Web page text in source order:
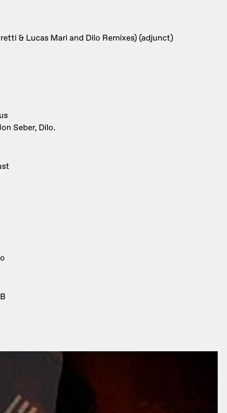
& Lucas Mari and Dilo Remixes) (adjunct)
Seber, Dilo.